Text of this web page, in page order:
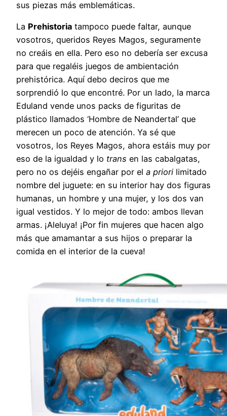
sus piezas más emblemáticas.
La Prehistoria tampoco puede faltar, aunque
vosotros, queridos Reyes Magos, seguramente
no creáis en ella. Pero eso no debería ser excusa
para que regaléis juegos de ambientación
prehistórica. Aquí debo deciros que me
sorprendió lo que encontré. Por un lado, la marca
Eduland vende unos packs de figuritas de
plástico llamados ‘Hombre de Neandertal’ que
merecen un poco de atención. Ya sé que
vosotros, los Reyes Magos, ahora estáis muy por
eso de la igualdad y lo trans en las cabalgatas,
pero no os dejéis engañar por el a priori limitado
nombre del juguete: en su interior hay dos figuras
humanas, un hombre y una mujer, y los dos van
igual vestidos. Y lo mejor de todo: ambos llevan
armas. ¡Aleluya! ¡Por fin mujeres que hacen algo
más que amamantar a sus hijos o preparar la
comida en el interior de la cueva!